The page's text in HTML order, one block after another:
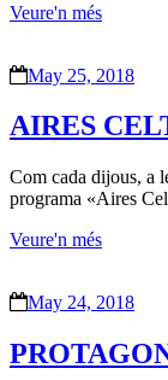
Veure'n més
May 25, 2018
AIRES
Com cada dijous, a
programa «Aires
Veure'n més
May 24, 2018